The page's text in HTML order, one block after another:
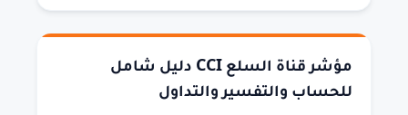
مؤشر قناة السلع CCI دليل شامل
للحساب والتفسير والتداول